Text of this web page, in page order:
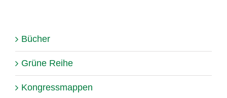
Bücher
Grüne Reihe
Kongressmappen